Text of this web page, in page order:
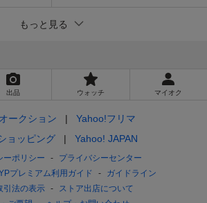
もっと見る
出品 ウォッチ マイオク
ークション
Yahoo!フリマ
ョッピング
Yahoo! JAPAN
ーポリシー
プライバシーセンター
プレミアム利用ガイド
ガイドライン
引法の表示
ストア出店について